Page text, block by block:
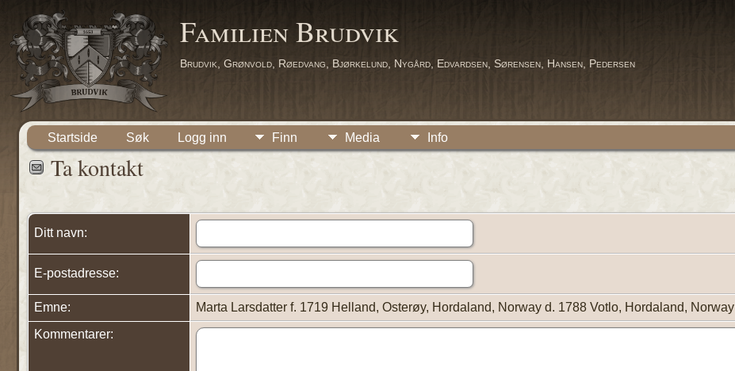
Familien Brudvik
Brudvik, Grønvold, Røedvang, Bjørkelund, Nygård, Edvardsen, Sørensen, Hansen, Pedersen
Startside Søk Logg inn Finn Media Info
Ta kontakt
Ditt navn:
E-postadresse:
Emne:
Marta Larsdatter f. 1719 Helland, Osterøy, Hordaland, Norway d. 1788 Votlo, Hordaland, Norway
Kommentarer: